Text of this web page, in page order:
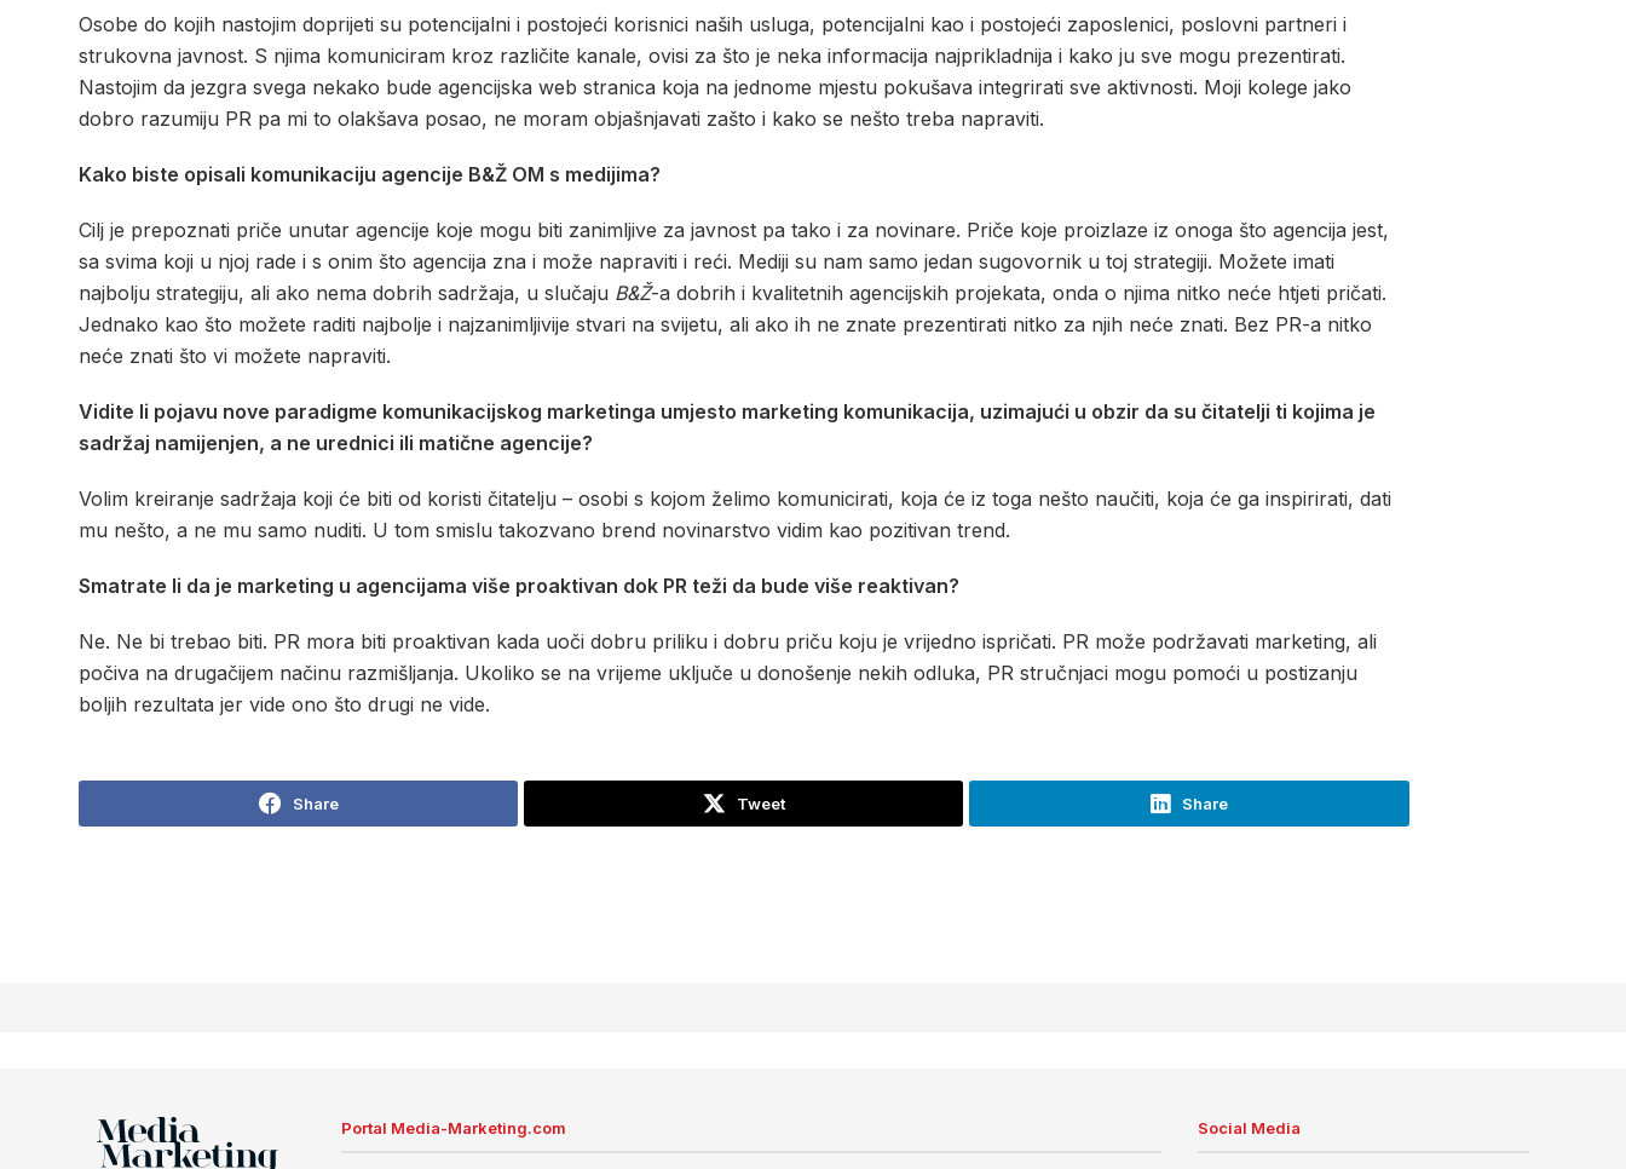
Osobe do kojih nastojim doprijeti su potencijalni i postojeći korisnici naših usluga, potencijalni kao i postojeći zaposlenici, poslovni partneri i
strukovna javnost. S njima komuniciram kroz različite kanale, ovisi za što je neka informacija najprikladnija i kako ju sve mogu prezentirati.
Nastojim da jezgra svega nekako bude agencijska web stranica koja na jednome mjestu pokušava integrirati sve aktivnosti. Moji kolege jako
dobro razumiju PR pa mi to olakšava posao, ne moram objašnjavati zašto i kako se nešto treba napraviti.
Kako biste opisali komunikaciju agencije B&Ž OM s medijima?
Cilj je prepoznati priče unutar agencije koje mogu biti zanimljive za javnost pa tako i za novinare. Priče koje proizlaze iz onoga što agencija jest,
sa svima koji u njoj rade i s onim što agencija zna i može napraviti i reći. Mediji su nam samo jedan sugovornik u toj strategiji. Možete imati
najbolju strategiju, ali ako nema dobrih sadržaja, u slučaju B&Ž-a dobrih i kvalitetnih agencijskih projekata, onda o njima nitko neće htjeti pričati.
Jednako kao što možete raditi najbolje i najzanimljivije stvari na svijetu, ali ako ih ne znate prezentirati nitko za njih neće znati. Bez PR-a nitko
neće znati što vi možete napraviti.
Vidite li pojavu nove paradigme komunikacijskog marketinga umjesto marketing komunikacija, uzimajući u obzir da su čitatelji ti kojima je
sadržaj namijenjen, a ne urednici ili matične agencije?
Volim kreiranje sadržaja koji će biti od koristi čitatelju – osobi s kojom želimo komunicirati, koja će iz toga nešto naučiti, koja će ga inspirirati, dati
mu nešto, a ne mu samo nuditi. U tom smislu takozvano brend novinarstvo vidim kao pozitivan trend.
Smatrate li da je marketing u agencijama više proaktivan dok PR teži da bude više reaktivan?
Ne. Ne bi trebao biti. PR mora biti proaktivan kada uoči dobru priliku i dobru priču koju je vrijedno ispričati. PR može podržavati marketing, ali
počiva na drugačijem načinu razmišljanja. Ukoliko se na vrijeme uključe u donošenje nekih odluka, PR stručnjaci mogu pomoći u postizanju
boljih rezultata jer vide ono što drugi ne vide.
Share Tweet Share
Portal Media-Marketing.com Social Media